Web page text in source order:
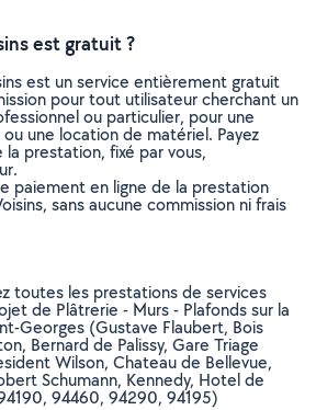
est gratuit ?
est un service entièrement gratuit
pour tout utilisateur cherchant un
ou particulier, pour une
une location de matériel. Payez
prestation, fixé par vous,
paiement en ligne de la prestation
sans aucune commission ni frais
toutes les prestations de services
de Plâtrerie - Murs - Plafonds sur la
Georges (Gustave Flaubert, Bois
Bernard de Palissy, Gare Triage
Wilson, Chateau de Bellevue,
Schumann, Kennedy, Hotel de
94460, 94290, 94195)